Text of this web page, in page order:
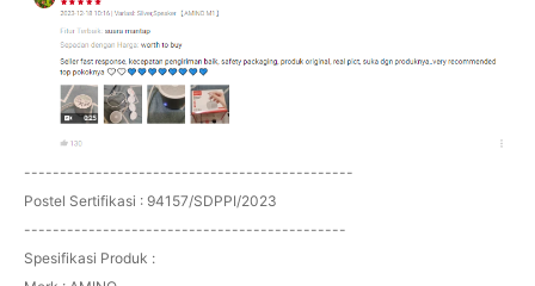
----------------------------------------------
Postel Sertifikasi : 94157/SDPPI/2023
---------------------------------------------
Spesifikasi Produk :